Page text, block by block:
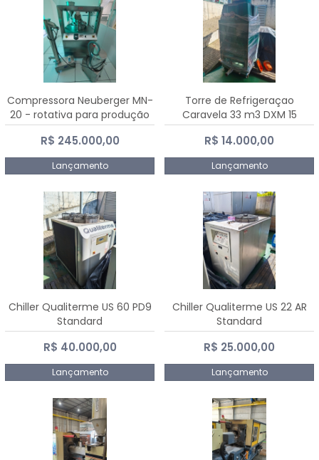
Compressora Neuberger MN-
20 - rotativa para produção
de comprimidos
R$ 245.000,00
Lançamento
Torre de Refrigeraçao
Caravela 33 m3 DXM 15
R$ 14.000,00
Lançamento
Chiller Qualiterme US 60 PD9
Standard
R$ 40.000,00
Lançamento
Chiller Qualiterme US 22 AR
Standard
R$ 25.000,00
Lançamento